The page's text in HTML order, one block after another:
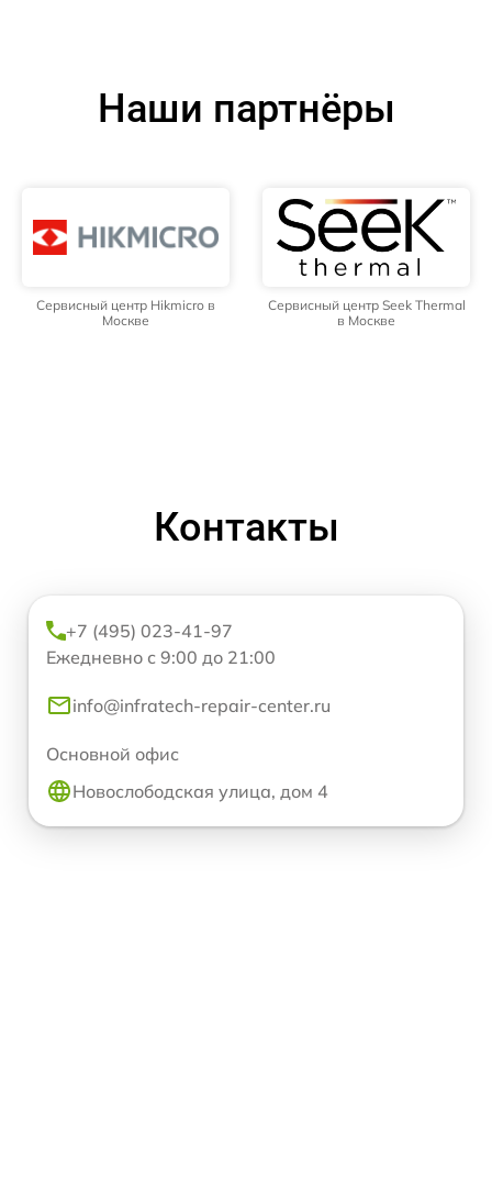
Наши партнёры
Сервисный центр Hikmicro в
Москве
Сервисный центр Seek Thermal
в Москве
Контакты
+7 (495) 023-41-97
Ежедневно с 9:00 до 21:00
info@infratech-repair-center.ru
Основной офис
Новослободская улица, дом 4